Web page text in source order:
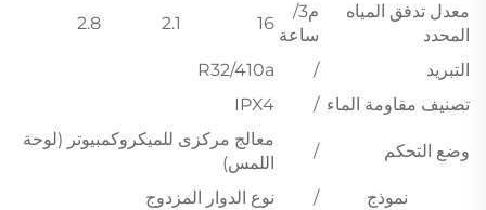
معدل تدفق المياه
المحدد
م3/
ساعة
16
2.1
2.8
التبريد /
R32/410a
تصنيف مقاومة الماء /
IPX4
وضع التحكم /
معالج مركزى للميكروكمبيوتر (لوحة
اللمس)
نموذج /
نوع الدوار المزدوج